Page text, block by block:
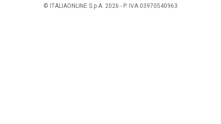
© ITALIAONLINE S.p.A. 2026 - P. IVA 03970540963